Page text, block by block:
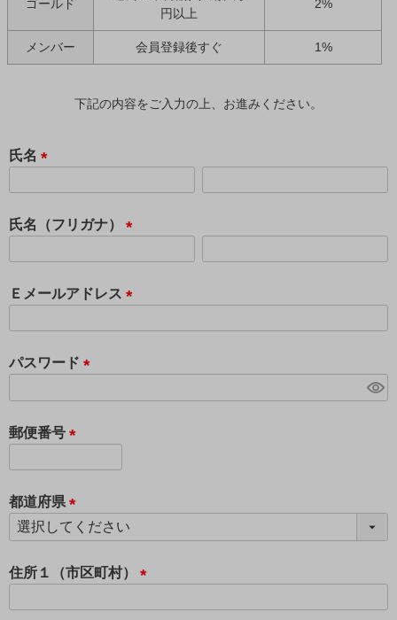
ゴールド
円以上
2%
メンバー 会員登録後すぐ 1%
下記の内容をご入力の上、お進みください。
氏名
須
氏名（フリガナ）
須
Ｅメールアドレス
パスワード
郵便番号
須
)
都道府県
(
須
住所１（市区町村）